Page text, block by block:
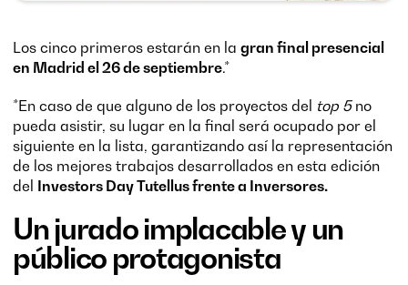
Los cinco primeros estarán en la gran final presencial
en Madrid el 26 de septiembre.*
*En caso de que alguno de los proyectos del top 5no
pueda asistir, su lugar en la final será ocupado por el
siguiente en la lista, garantizando así la representación
de los mejores trabajos desarrollados en esta edición
del Investors Day Tutellus frente a Inversores.
Un jurado implacable y un
público protagonista